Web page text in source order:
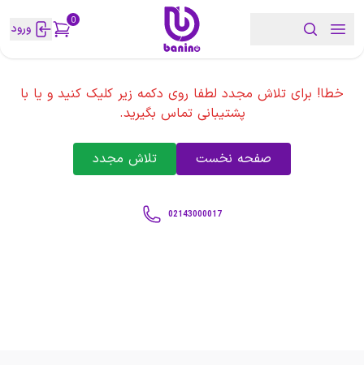
0 ورود
خطا! برای تلاش مجدد لطفا روی دکمه زیر کلیک کنید و یا با
پشتیبانی تماس بگیرید.
صفحه نخست تلاش مجدد
02143000017